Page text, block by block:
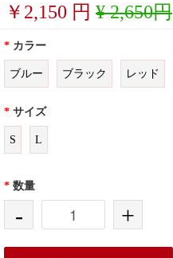
￥ 2,150 円 ¥ 2,650円
* カラー
ブルー ブラック レッド
* サイズ
S L
* 数量
- +